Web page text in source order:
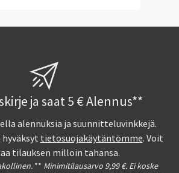
ja saat 5 € Alennus**
alennuksia ja suunnitteluvinkkejä.
tietosuojakäytäntömme. Voit
tilauksen milloin tahansa.
** Minimitilausarvo 9,99 €. Ei koske